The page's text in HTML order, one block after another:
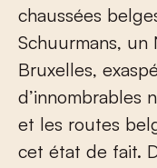
chaussées
Schuurmans, un
Bruxelles,
d’innombrables
et les routes
cet état de fait.